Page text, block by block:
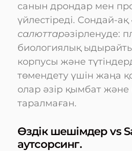
санын дрондар мен
үйлестіреді. Сондай-ақ
салюттарәзірленуде:
биологиялық
корпусы және
төмендету үшін жаңа
олар әзір қымбат және
таралмаған.
Өздік шешімдер vs
аутсорсинг.